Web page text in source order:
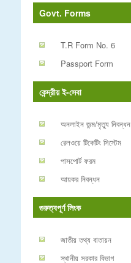
Govt. Forms
T.R Form No. 6
Passport Form
কেন্দ্রীয় ই-সেবা
অনলাইন জন্ম/মৃত্যু নিবন্ধন
রেলওয়ে টিকেটিং সিস্টেম
পাসপোর্ট ফরম
আয়কর নিবন্ধন
গুরুত্বপূর্ণ লিংক
জাতীয় তথ্য বাতায়ন
স্থানীয় সরকার বিভাগ